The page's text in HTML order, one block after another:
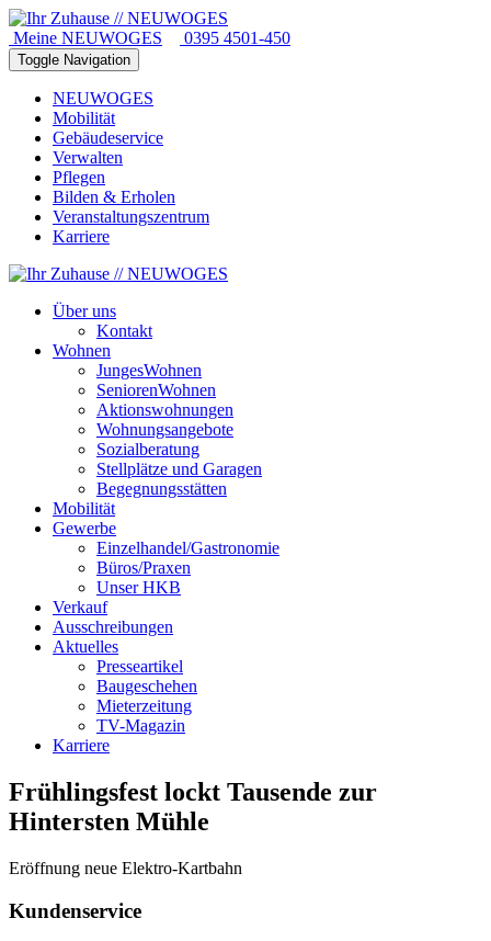
Meine NEUWOGES 0395 4501-450
Toggle Navigation
NEUWOGES
Mobilität
Gebäudeservice
Verwalten
Pflegen
Bilden & Erholen
Veranstaltungszentrum
Karriere
Über uns
Kontakt
Wohnen
JungesWohnen
SeniorenWohnen
Aktionswohnungen
Wohnungsangebote
Sozialberatung
Stellplätze und Garagen
Begegnungsstätten
Mobilität
Gewerbe
Einzelhandel/Gastronomie
Büros/Praxen
Unser HKB
Verkauf
Ausschreibungen
Aktuelles
Presseartikel
Baugeschehen
Mieterzeitung
TV-Magazin
Karriere
Frühlingsfest lockt Tausende zur
Hintersten Mühle
Eröffnung neue Elektro-Kartbahn
Kundenservice